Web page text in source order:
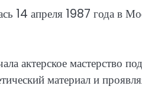
14 апреля 1987 года в
мастерство
материал и